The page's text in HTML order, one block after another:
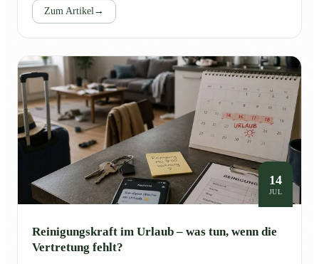
Zum Artikel→
14
JUL
Reinigungskraft im Urlaub – was tun, wenn die
Vertretung fehlt?